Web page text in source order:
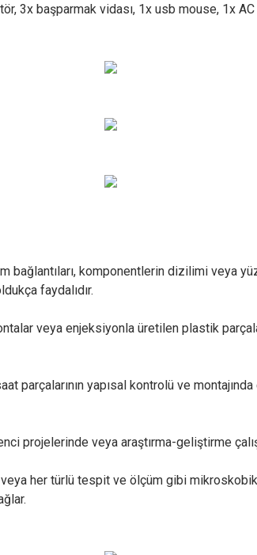
3x başparmak vidası, 1x usb mouse, 1x
bağlantıları, komponentlerin dizilimi veya
faydalıdır.
veya enjeksiyonla üretilen plastik
parçalarının yapısal kontrolü ve
projelerinde veya araştırma-geliştirme
her türlü tespit ve ölçüm gibi